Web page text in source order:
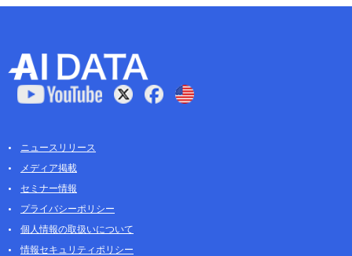
ニュースリリース
メディア掲載
セミナー情報
プライバシーポリシー
個人情報の取扱いについて
情報セキュリティポリシー